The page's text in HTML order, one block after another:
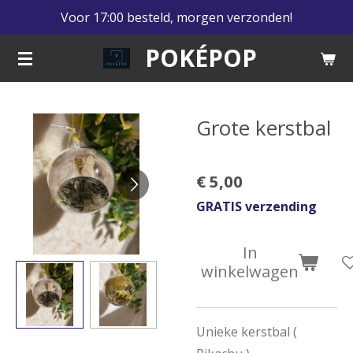
naar
de
POKÉPOP
Voor 17:00 besteld, morgen verzonden!
Grote kerstbal
€ 5,00
GRATIS verzending
In
winkelwagen
Unieke kerstbal (